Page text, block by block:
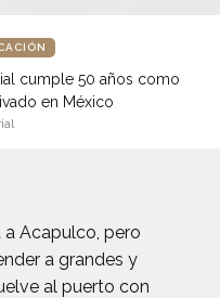
cumple 50 años como
en México
a Acapulco, pero
a grandes y
al puerto con